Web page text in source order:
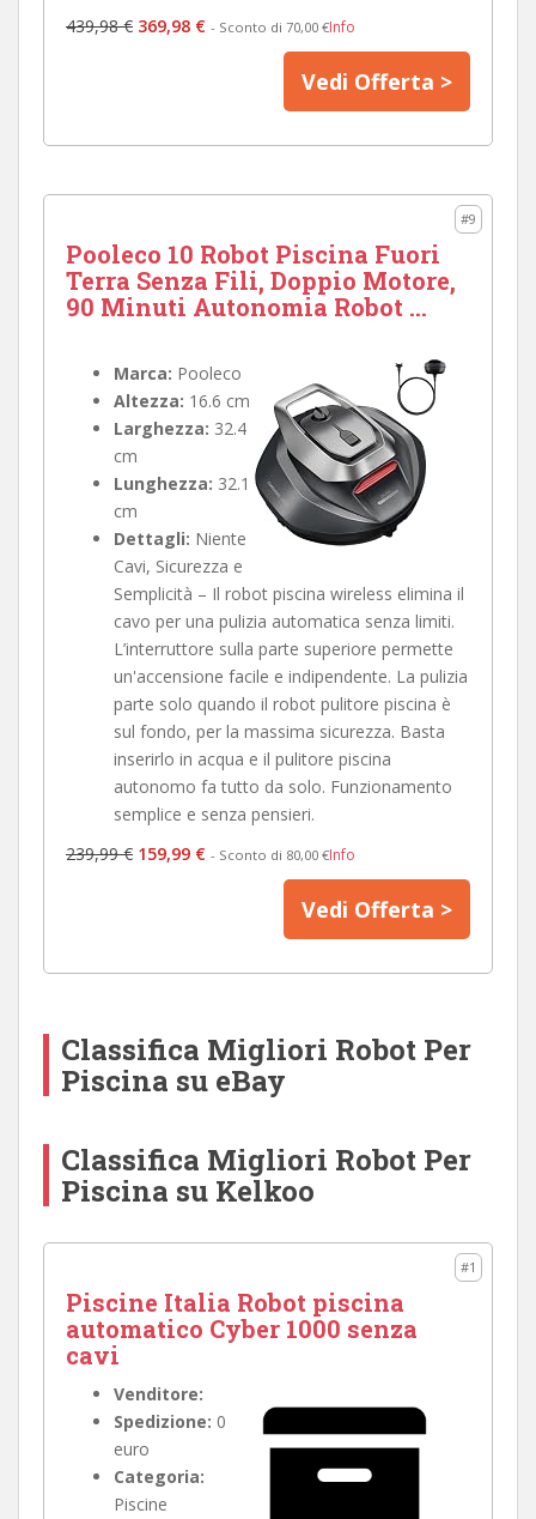
439,98 € 369,98 € - Sconto di 70,00 €Info
Vedi Offerta >
#9
Pooleco 10 Robot Piscina Fuori
Terra Senza Fili, Doppio Motore,
90 Minuti Autonomia Robot ...
Marca: Pooleco
Altezza: 16.6 cm
Larghezza: 32.4
cm
Lunghezza: 32.1
cm
Dettagli: Niente
Cavi, Sicurezza e
Semplicità – Il robot piscina wireless elimina il
cavo per una pulizia automatica senza limiti.
L’interruttore sulla parte superiore permette
un'accensione facile e indipendente. La pulizia
parte solo quando il robot pulitore piscina è
sul fondo, per la massima sicurezza. Basta
inserirlo in acqua e il pulitore piscina
autonomo fa tutto da solo. Funzionamento
semplice e senza pensieri.
239,99 € 159,99 € - Sconto di 80,00 €Info
Vedi Offerta >
Classifica Migliori Robot Per
Piscina su eBay
Classifica Migliori Robot Per
Piscina su Kelkoo
#1
Piscine Italia Robot piscina
automatico Cyber 1000 senza
cavi
Venditore:
Spedizione: 0
euro
Categoria:
Piscine